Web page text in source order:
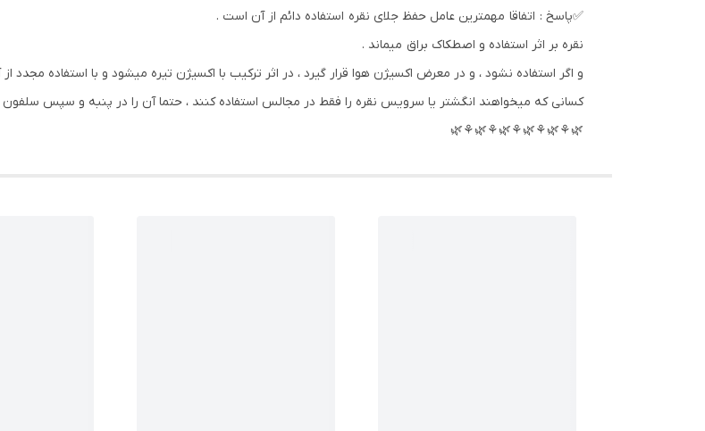
✅پاسخ : اتفاقا مهمترین عامل حفظ جلای نقره استفاده دائم از آن است .
نقره بر اثر استفاده و اصطکاک براق میماند .
و اگر استفاده نشود ، و در معرض اکسیژن هوا قرار گیرد ، در اثر ترکیب با اکسیژن تیره میشود و با استفاده مجدد
کسانی که میخواهند انگشتر یا سرویس نقره را فقط در مجالس استفاده کنند ، حتما آن را در پنبه و سپس سلفون
🌿⚘🌿⚘🌿⚘🌿⚘🌿⚘🌿